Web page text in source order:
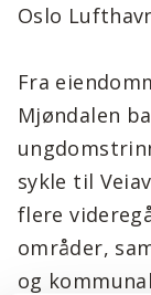
Oslo
Fra
Mjøndalen
sykle til
flere
områder,
og